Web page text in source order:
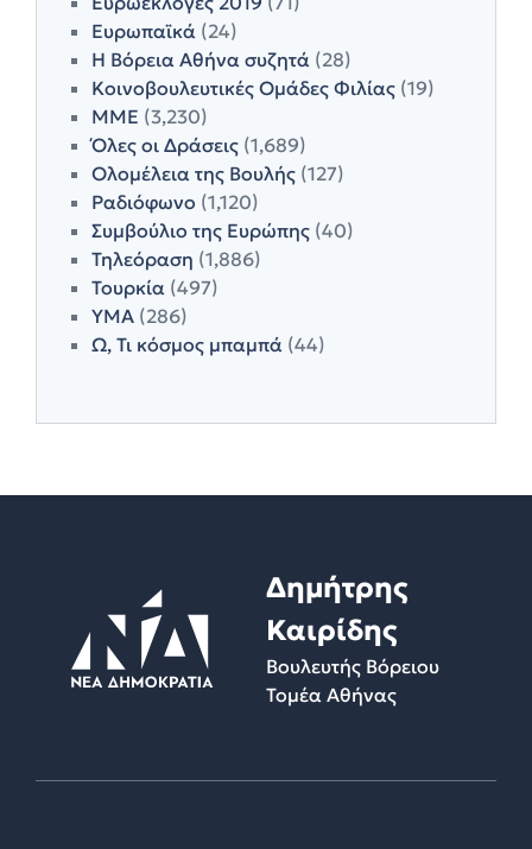
Ευρωπαϊκά (24)
Η Βόρεια Αθήνα συζητά (28)
Κοινοβουλευτικές Ομάδες Φιλίας (19)
ΜΜΕ (3,230)
Όλες οι Δράσεις (1,689)
Ολομέλεια της Βουλής (127)
Ραδιόφωνο (1,120)
Συμβούλιο της Ευρώπης (40)
Τηλεόραση (1,886)
Τουρκία (497)
ΥΜΑ (286)
Ω, Τι κόσμος μπαμπά (44)
Δημήτρης
Καιρίδης
Βουλευτής Βόρειου
Τομέα Αθήνας